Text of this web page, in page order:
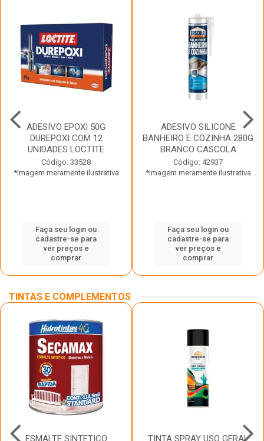
ADESIVO EPOXI 50G
DUREPOXI COM 12
UNIDADES LOCTITE
Código: 33528
*Imagem meramente ilustrativa
Faça seu login ou
cadastre-se para
ver preços e
comprar
ADESIVO SILICONE
BANHEIRO E COZINHA 280G
BRANCO CASCOLA
Código: 42937
*Imagem meramente ilustrativa
Faça seu login ou
cadastre-se para
ver preços e
comprar
TINTAS E COMPLEMENTOS
ESMALTE SINTETICO TINTA SPRAY USO GERAL